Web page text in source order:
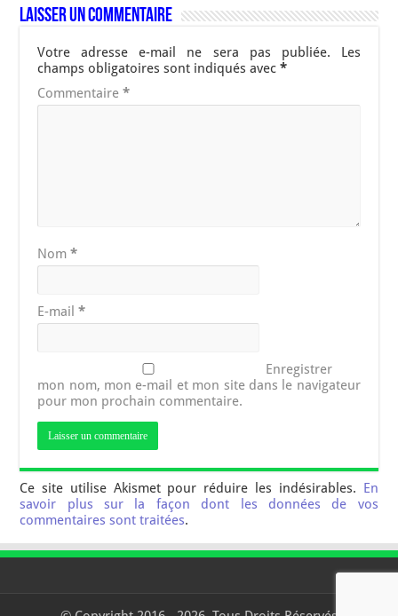
Laisser un commentaire
Votre adresse e-mail ne sera pas publiée.
Les
champs obligatoires sont indiqués avec*
Commentaire*
Nom*
E-mail*
Enregistrer
mon nom, mon e-mail et mon site dans le navigateur
pour mon prochain commentaire.
Ce site utilise Akismet pour réduire les indésirables. En
savoir plus sur la façon dont les données de vos
commentaires sont traitées.